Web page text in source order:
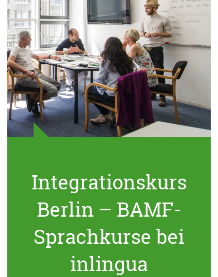
Integrationskurs
Berlin – BAMF-
Sprachkurse bei
inlingua